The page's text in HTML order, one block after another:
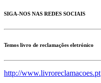
SIGA-NOS NAS REDES SOCIAIS
Temos livro de reclamações eletrónico
http://www.livroreclamacoes.pt